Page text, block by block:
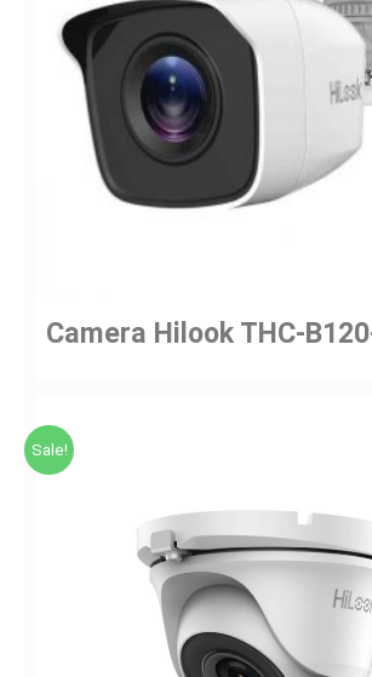
Camera Hilook THC-
Sale!